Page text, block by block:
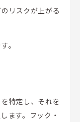
リスクが上がる
。
特定し、それを
ます。フック・